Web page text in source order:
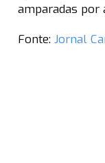
amparadas por
Fonte: Jornal